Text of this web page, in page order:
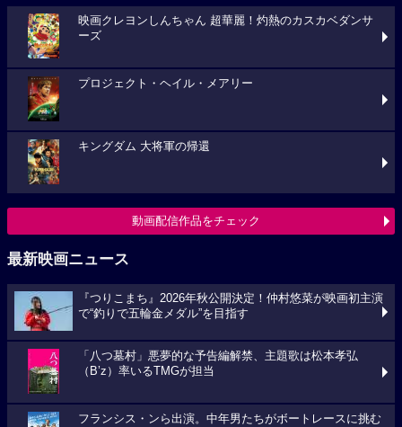
映画クレヨンしんちゃん 超華麗！灼熱のカスカベダンサ
ーズ
プロジェクト・ヘイル・メアリー
キングダム 大将軍の帰還
動画配信作品をチェック
最新映画ニュース
『つりこまち』2026年秋公開決定！仲村悠菜が映画初主演
で“釣りで五輪金メダル”を目指す
「八つ墓村」悪夢的な予告編解禁、主題歌は松本孝弘
（B’z）率いるTMGが担当
フランシス・ンら出演。中年男たちがボートレースに挑む